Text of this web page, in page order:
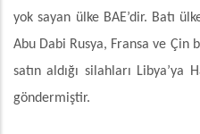
yok sayan ülke BAE’dir. Batı
Abu Dabi Rusya, Fransa ve Çin
satın aldığı silahları Libya’ya
göndermiştir.